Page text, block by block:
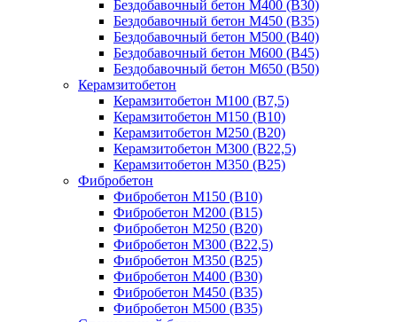
Бездобавочный бетон М400 (B30)
Бездобавочный бетон М450 (B35)
Бездобавочный бетон М500 (B40)
Бездобавочный бетон М600 (B45)
Бездобавочный бетон М650 (B50)
Керамзитобетон
Керамзитобетон М100 (В7,5)
Керамзитобетон М150 (В10)
Керамзитобетон М250 (В20)
Керамзитобетон М300 (В22,5)
Керамзитобетон М350 (В25)
Фибробетон
Фибробетон М150 (B10)
Фибробетон М200 (B15)
Фибробетон М250 (B20)
Фибробетон М300 (В22,5)
Фибробетон М350 (В25)
Фибробетон М400 (В30)
Фибробетон М450 (В35)
Фибробетон М500 (В35)